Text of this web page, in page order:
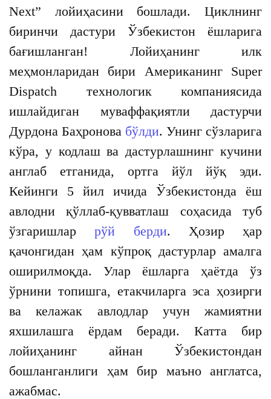
Next” лойиҳасини бошлади. Циклнинг
биринчи дастури Ўзбекистон ёшларига
бағишланган! Лойиҳанинг илк
меҳмонларидан бири Американинг Super
Dispatch технологик компаниясида
ишлайдиган муваффақиятли дастурчи
Дурдона Баҳронова бўлди. Унинг сўзларига
кўра, у кодлаш ва дастурлашнинг кучини
англаб етганида, ортга йўл йўқ эди.
Кейинги 5 йил ичида Ўзбекистонда ёш
авлодни қўллаб-қувватлаш соҳасида туб
ўзгаришларрўй берди. Ҳозир ҳар
қачонгидан ҳам кўпроқ дастурлар амалга
оширилмоқда. Улар ёшларга ҳаётда ўз
ўрнини топишга, етакчиларга эса ҳозирги
ва келажак авлодлар учун жамиятни
яхшилашга ёрдам беради. Катта бир
лойиҳанинг айнан Ўзбекистондан
бошланганлиги ҳам бир маъно англатса,
ажабмас.